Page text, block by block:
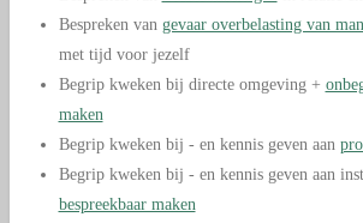
Bespreken van gevaar overbelasting van
met tijd voor jezelf
Begrip kweken bij directe omgeving +
maken
Begrip kweken bij - en kennis geven aan
Begrip kweken bij - en kennis geven aan
bespreekbaar maken